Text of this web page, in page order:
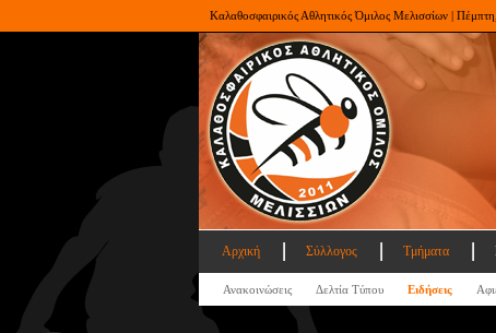
Καλαθοσφαιρικός Αθλητικός Όμιλος Μελισσίων |
Αρχική Σύλλογος Τμήματα
Ανακοινώσεις Δελτία Τύπου Ειδήσεις